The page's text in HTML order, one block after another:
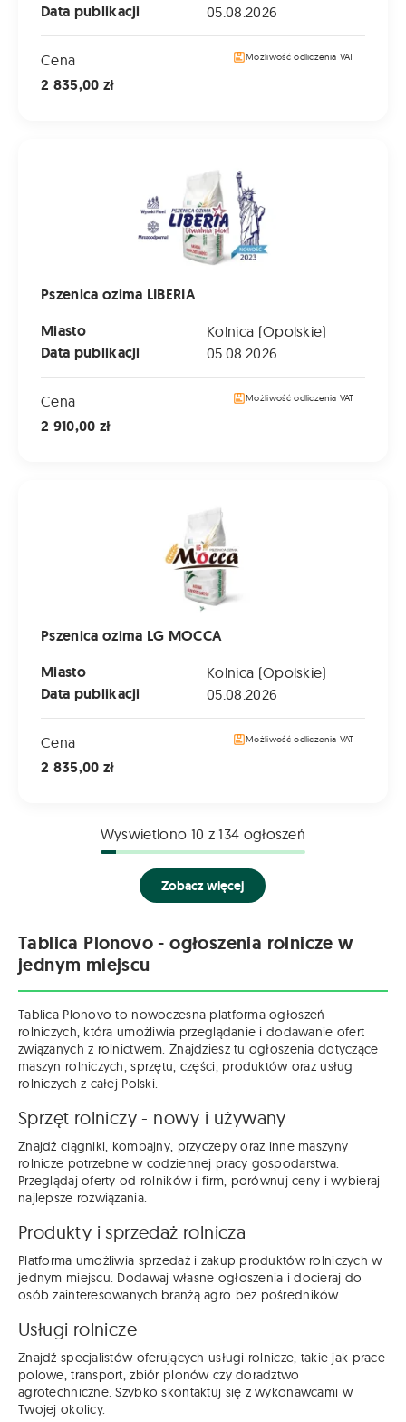
Data publikacji 05.08.2026
Cena
2 835,00 zł
Możliwość odliczenia VAT
Pszenica ozima LIBERIA
Miasto
Kolnica (Opolskie)
Data publikacji 05.08.2026
Cena
2 910,00 zł
Możliwość odliczenia VAT
Pszenica ozima LG MOCCA
Miasto
Kolnica (Opolskie)
Data publikacji 05.08.2026
Cena
2 835,00 zł
Możliwość odliczenia VAT
Wyswietlono 10 z 134 ogłoszeń
Zobacz więcej
Tablica Plonovo - ogłoszenia rolnicze w
jednym miejscu
Tablica Plonovo to nowoczesna platforma ogłoszeń
rolniczych, która umożliwia przeglądanie i dodawanie ofert
związanych z rolnictwem. Znajdziesz tu ogłoszenia dotyczące
maszyn rolniczych, sprzętu, części, produktów oraz usług
rolniczych z całej Polski.
Sprzęt rolniczy - nowy i używany
Znajdź ciągniki, kombajny, przyczepy oraz inne maszyny
rolnicze potrzebne w codziennej pracy gospodarstwa.
Przeglądaj oferty od rolników i firm, porównuj ceny i wybieraj
najlepsze rozwiązania.
Produkty i sprzedaż rolnicza
Platforma umożliwia sprzedaż i zakup produktów rolniczych w
jednym miejscu. Dodawaj własne ogłoszenia i docieraj do
osób zainteresowanych branżą agro bez pośredników.
Usługi rolnicze
Znajdź specjalistów oferujących usługi rolnicze, takie jak prace
polowe, transport, zbiór plonów czy doradztwo
agrotechniczne. Szybko skontaktuj się z wykonawcami w
Twojej okolicy.